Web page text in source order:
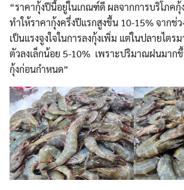
“ราคากุ้งปีนี้อยู่ในเกณฑ์ดี ผลจากการบริโภค
ทำให้ราคากุ้งครึ่งปีแรกสูงขึ้น 10-15% จากช่
เป็นแรงจูงใจในการลงกุ้งเพิ่ม แต่ในปลายไตร
ตัวลงเล็กน้อย 5-10% เพราะปริมาณฝนมากขึ้
กุ้งก่อนกำหนด”